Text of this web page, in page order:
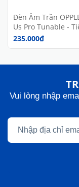
Đèn Âm Trần
Us Pro Tunable -
Kiệm Năng Lượng -
235.000₫
Vui lòng nhập